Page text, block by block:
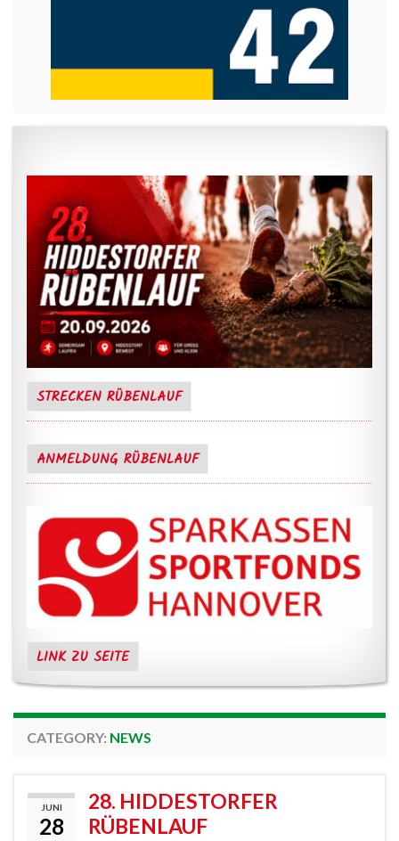
STRECKEN RÜBENLAUF
ANMELDUNG RÜBENLAUF
LINK ZU SEITE
CATEGORY: NEWS
JUNI
28
28. HIDDESTORFER
RÜBENLAUF